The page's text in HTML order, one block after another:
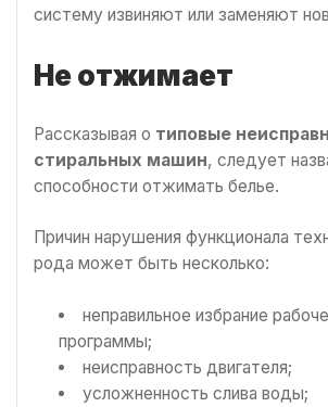
систему извиняют или заменяют
Не отжимает
Рассказывая о типовые
стиральных машин, следует
способности отжимать белье.
Причин нарушения функционала
рода может быть несколько:
неправильное избрание
программы;
неисправность двигателя;
усложненность слива воды;